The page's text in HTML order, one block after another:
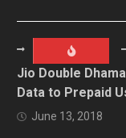
Jio Double
Data to Prepaid
June 13, 2018